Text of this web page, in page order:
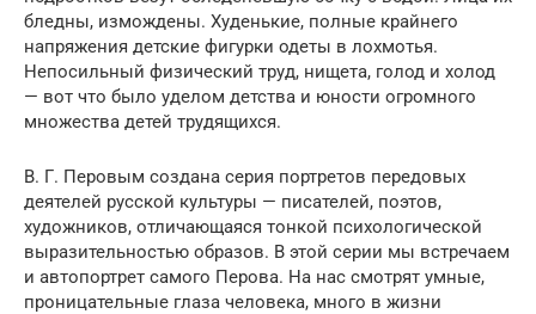
бледны, измождены. Худенькие, полные крайнего
напряжения детские фигурки одеты в лохмотья.
Непосильный физический труд, нищета, голод и холод
— вот что было уделом детства и юности огромного
множества детей трудящихся.
В. Г. Перовым создана серия портретов передовых
деятелей русской культуры — писателей, поэтов,
художников, отличающаяся тонкой психологической
выразительностью образов. В этой серии мы встречаем
и автопортрет самого Перова. На нас смотрят умные,
проницательные глаза человека, много в жизни